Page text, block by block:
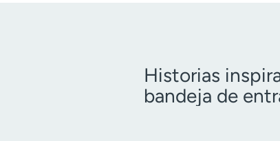
Historias
bandeja de